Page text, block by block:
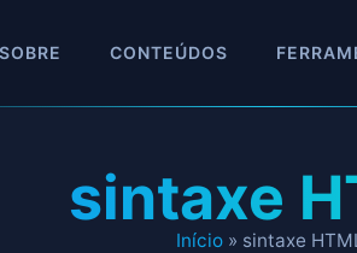
SOBRE CONTEÚDOS
sintaxe
Início » sintaxe